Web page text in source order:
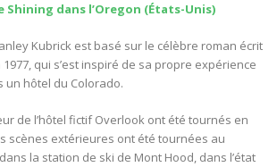
Shining dans l’Oregon (États-Unis)
Kubrick est basé sur le célèbre roman écrit
qui s’est inspiré de sa propre expérience
un hôtel du Colorado.
de l’hôtel fictif Overlook ont été tournés en
scènes extérieures ont été tournées au
la station de ski de Mont Hood, dans l’état